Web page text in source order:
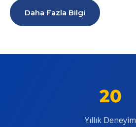
Daha Fazla Bilgi
20
Yıllık Deneyim